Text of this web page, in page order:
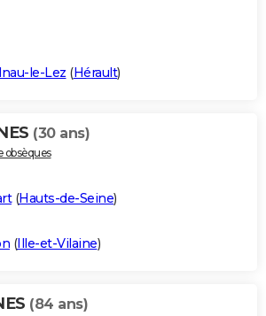
le-Lez (Hérault)
(30 ans)
obsèques
(Hauts-de-Seine)
(Ille-et-Vilaine)
(84 ans)